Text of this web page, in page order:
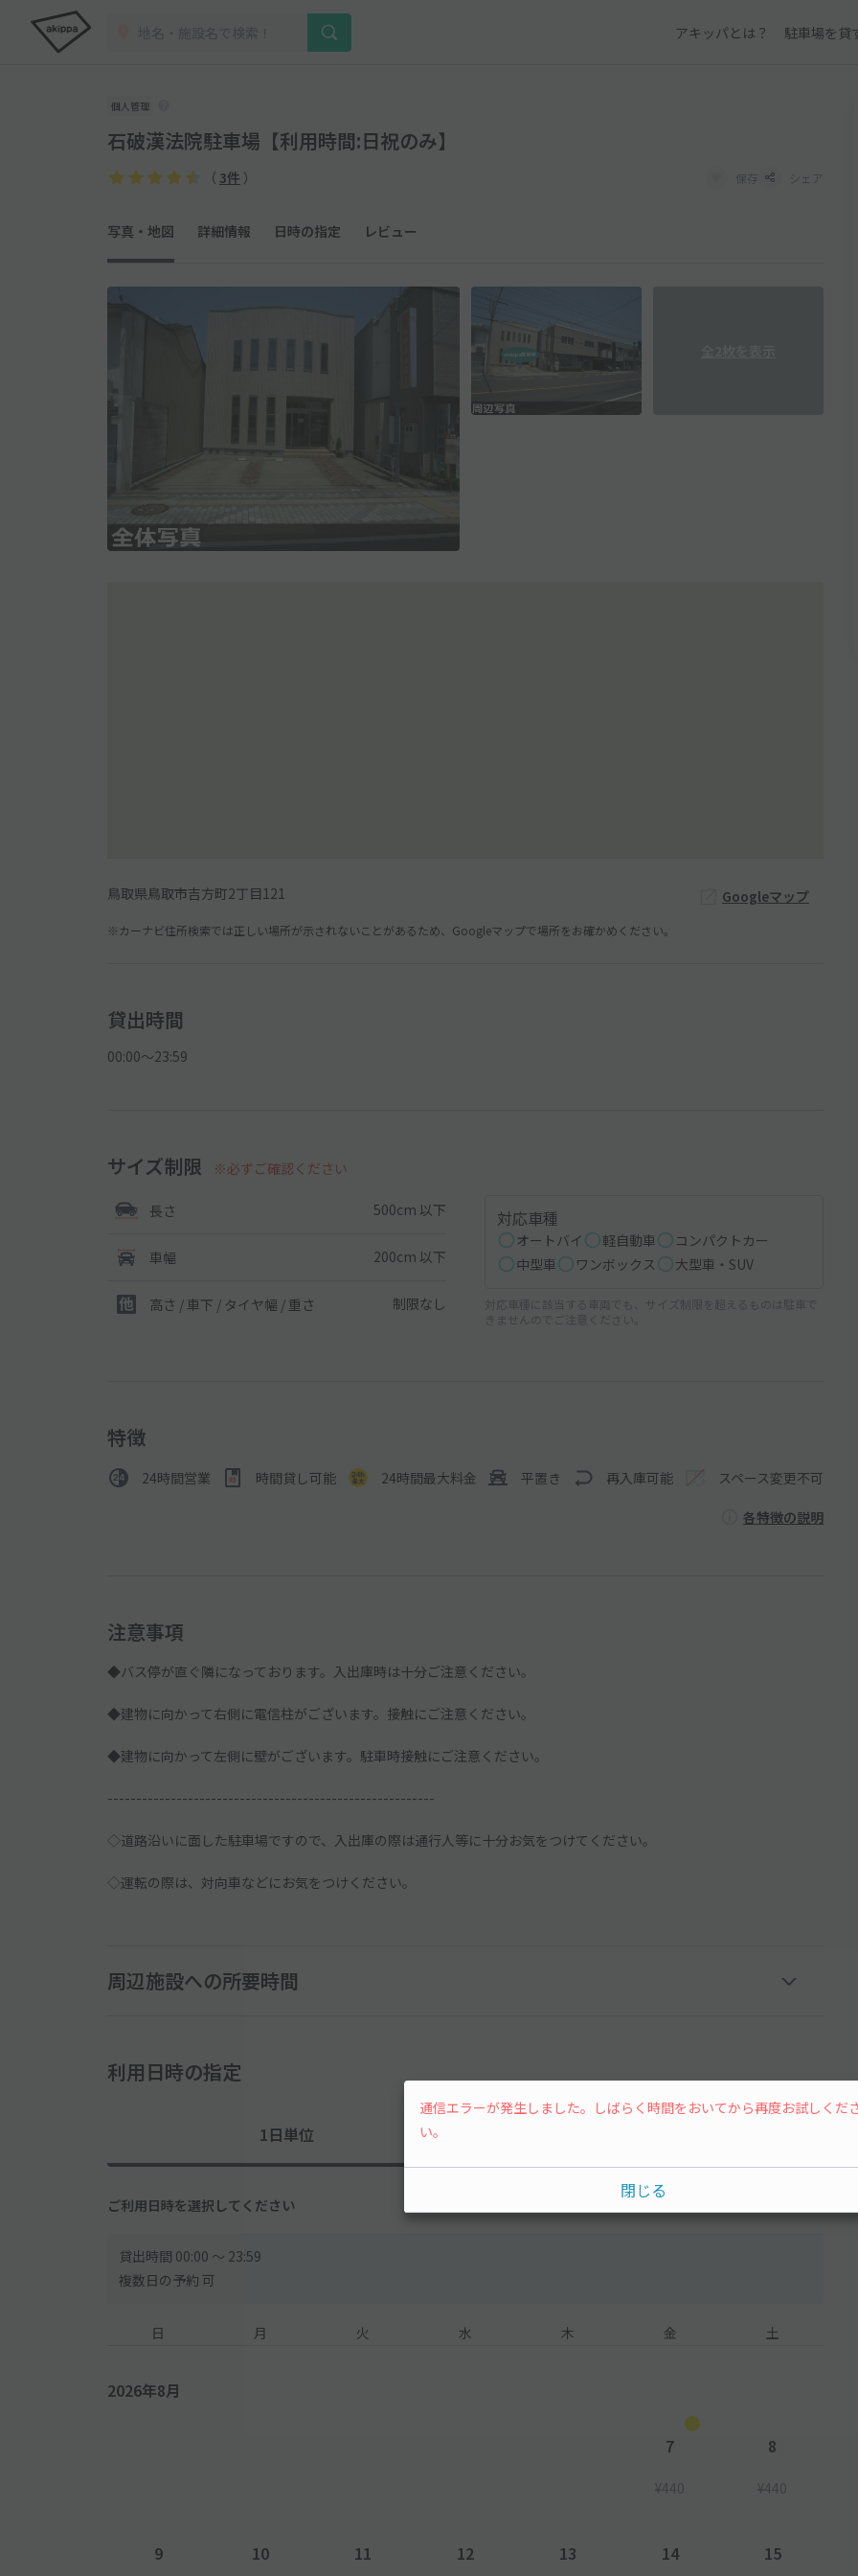
アキッパとは？ 駐車場を貸
個人管理
石破漢法院駐車場【利用時間:日祝のみ】
（ 3件 ） 保存 シェア
写真・地図 詳細情報 日時の指定 レビュー
鳥取県鳥取市吉方町2丁目121 Googleマップ
※カーナビ住所検索では正しい場所が示されないことがあるため、Googleマップで場所をお確かめください。
貸出時間
00:00〜23:59
サイズ制限 ※必ずご確認ください
長さ 500cm 以下
車幅 200cm 以下
高さ / 車下 / タイヤ幅 / 重さ 制限なし
対応車種
オートバイ 軽自動車
コンパクトカー
中型車
ワンボックス 大型車・SUV
対応車種に該当する車両でも、サイズ制限を超えるものは駐車で
きませんのでご注意ください。
特徴
24時間営業 時間貸し可能 24時間最大料金 平置き 再入庫可能 スペース変更不可
各特徴の説明
注意事項
◆バス停が直ぐ隣になっております。入出庫時は十分ご注意ください。
◆建物に向かって右側に電信柱がございます。接触にご注意ください。
◆建物に向かって左側に壁がございます。駐車時接触にご注意ください。
---------------------------------------------------------
◇道路沿いに面した駐車場ですので、入出庫の際は通行人等に十分お気をつけてください。
◇運転の際は、対向車などにお気をつけください。
周辺施設への所要時間
利用日時の指定
1日単位
ご利用日時を選択してください
貸出時間 00:00 〜 23:59
複数日の予約 可
日 月 火 水 木 金 土
2026年8月
7
¥440
8
¥440
9 10 11 12 13 14 15
通信エラーが発生しました。しばらく時間をおいてから再度お試しくだ
い。
閉じる